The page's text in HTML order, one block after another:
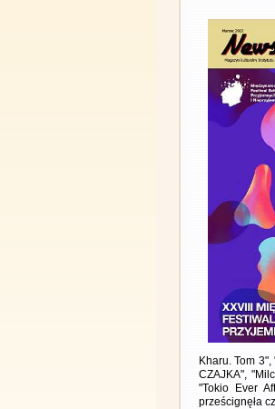
Kharu. Tom
CZAJKA",
"Tokio Ever
prześcignęła